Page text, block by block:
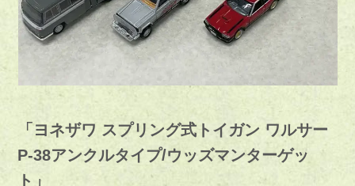
「ヨネザワ スプリング式トイガン ワルサー
P-38アンクルタイプ/ウッズマンターゲッ
ト」